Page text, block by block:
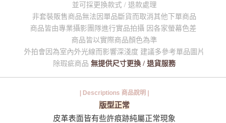
並可採更換款式 / 退款處理
非套裝販售商品無法因單品斷貨而取消其他下單商品
商品皆由專業攝影團隊進行實品拍攝 因各家螢幕色差
商品皆以實際商品顏色為準
外拍會因為室內外光線而影響深淺度 建議多參考單品圖片
除瑕疵商品 無提供尺寸更換 / 退貨服務
| Descriptions 商品說明 |
版型正常
皮革表面皆有些許痕跡純屬正常現象